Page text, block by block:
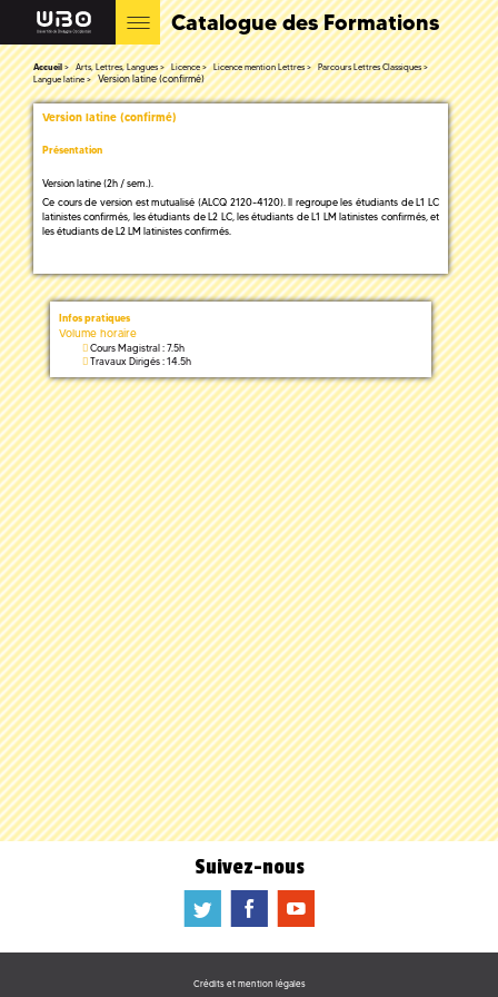
Catalogue des Formations
Accueil Arts, Lettres, Langues Licence Licence mention Lettres
Parcours Lettres Classiques
Langue latine
Version latine (confirmé)
Version latine (confirmé)
Présentation
Version latine (2h / sem.).
Ce cours de version est mutualisé (ALCQ 2120-4120). Il regroupe les étudiants de L1 LC
latinistes confirmés, les étudiants de L2 LC, les étudiants de L1 LM latinistes confirmés, et
les étudiants de L2 LM latinistes confirmés.
Infos pratiques
Volume horaire
Cours Magistral : 7.5h
Travaux Dirigés : 14.5h
Suivez-nous
a b f
Crédits et mention légales